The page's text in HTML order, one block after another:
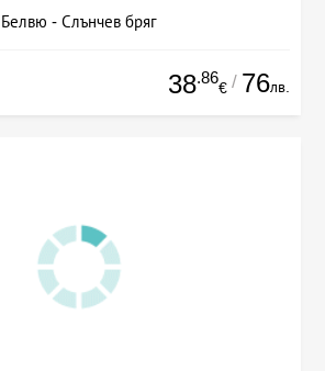
Белвю - Слънчев бряг
38.86
€ / 76лв.